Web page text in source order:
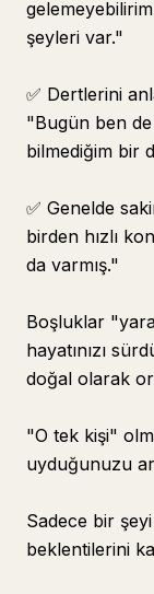
şeyleri var."
✅ Dertlerini
"Bugün ben
bilmediğim bir
✅ Genelde
birden hızlı
da varmış."
Boşluklar
hayatınızı
doğal olarak
"O tek kişi"
uyduğunuzu
Sadece bir
beklentilerini